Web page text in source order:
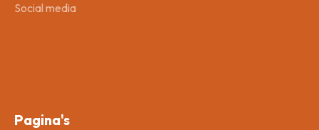
Social media
Pagina's